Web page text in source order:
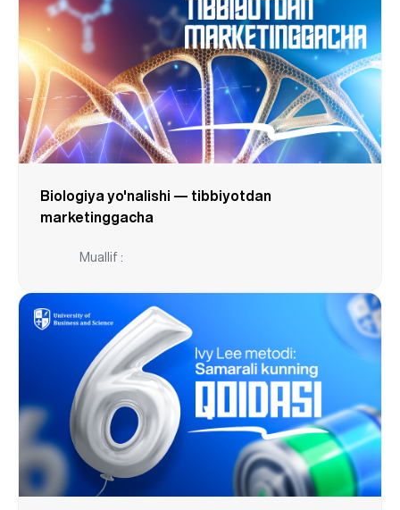
Biologiya yo'nalishi — tibbiyotdan
marketinggacha
Muallif :